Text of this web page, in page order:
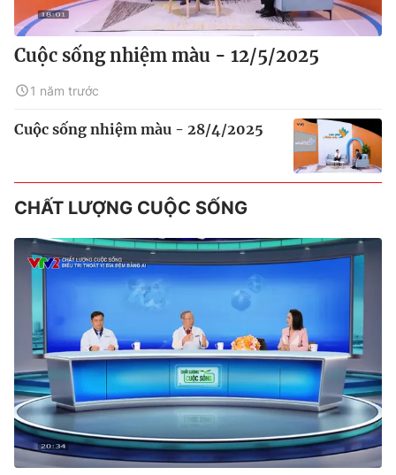
Cuộc sống nhiệm màu - 12/5/2025
1 năm trước
Cuộc sống nhiệm màu - 28/4/2025
CHẤT LƯỢNG CUỘC SỐNG